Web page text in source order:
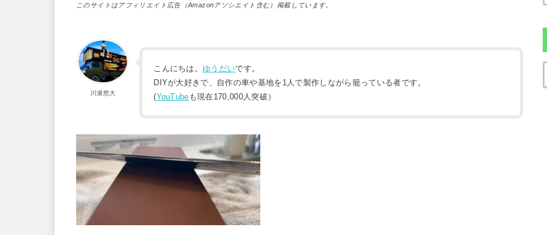
このサイトはアフィリエイト広告（Amazonアソシエイト含む）掲載しています。
川瀬悠大
こんにちは。ゆうだいです。
DIYが大好きで、自作の車や基地を1人で製作しながら籠っている者です。
(YouTube も現在170,000人突破）